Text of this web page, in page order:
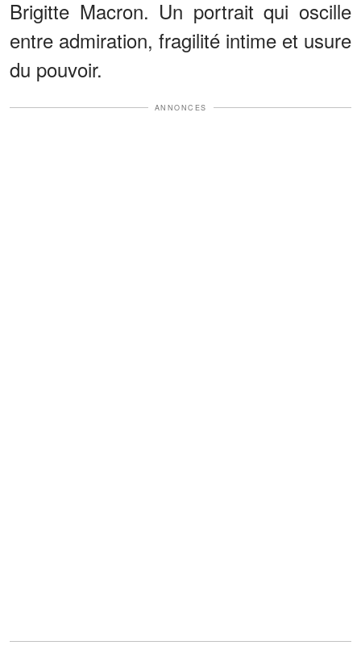
Brigitte Macron. Un portrait qui oscille
entre admiration, fragilité intime et usure
du pouvoir.
ANNONCES